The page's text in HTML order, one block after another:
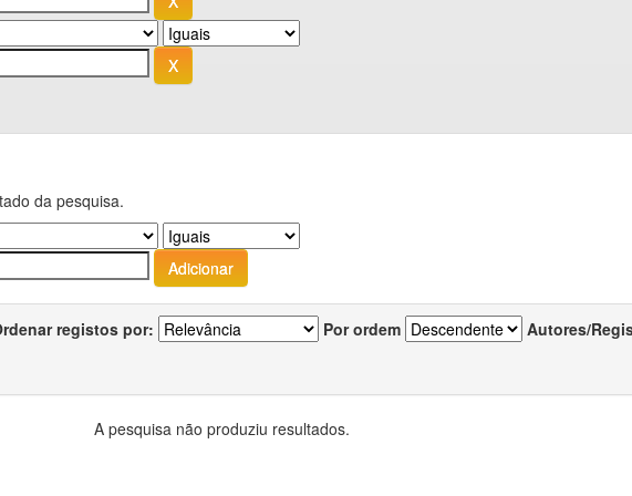
da pesquisa.
registos por: Por ordem Autores/
A pesquisa não produziu resultados.